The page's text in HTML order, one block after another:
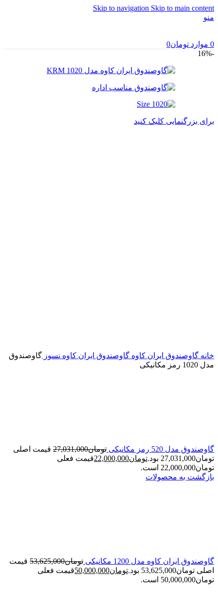
Skip to navigation Skip to main content
منو
0 موارد تومان0
-16%
برای بزرگنمایی کلیک کنید
خانه گاوصندوق ایران کاوه گاوصندوق ایران کاوه نسوز گاوصندوق
مدل 1020 رمز مکانیکی
گاوصندوق مدل 520 رمز مکانیکی تومان27,031,000 قیمت اصلی
تومان27,031,000 بود.
تومان22,000,000قیمت فعلی
تومان22,000,000 است.
بازگشت به محصولات
گاوصندوق ایران کاوه مدل 1200 مکانیکی تومان53,625,000 قیمت
اصلی تومان53,625,000 بود.
تومان50,000,000قیمت فعلی
تومان50,000,000 است.